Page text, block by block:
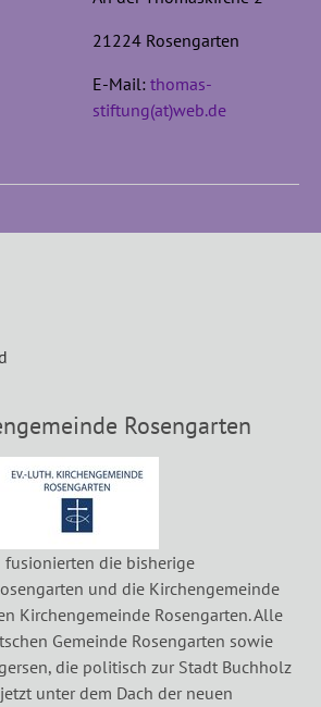
21224 Rosengarten
E-Mail: thomas-
stiftung(at)web.de
Rosengarten
fusionierten die bisherige
und die Kirchengemeinde
Kirchengemeinde Rosengarten. Alle
Gemeinde Rosengarten sowie
die politisch zur Stadt Buchholz
unter dem Dach der neuen